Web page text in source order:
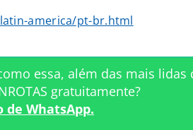
america/pt-br.html
essa, além das mais lidas
gratuitamente?
de WhatsApp.